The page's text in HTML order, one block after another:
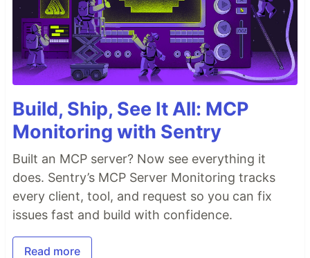
Build, Ship, See It All: MCP
Monitoring with Sentry
Built an MCP server? Now see everything it
does. Sentry’s MCP Server Monitoring tracks
every client, tool, and request so you can fix
issues fast and build with confidence.
Read more